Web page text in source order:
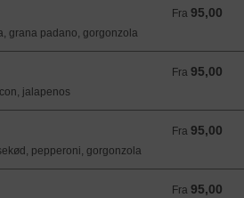
Fra 95,00
Fra 95,00 DKK
grana padano, gorgonzola
Fra 95,00
Fra 95,00 DKK
jalapenos
Fra 95,00
Fra 95,00 DKK
pepperoni, gorgonzola
Fra 95,00
Fra 95,00 DKK